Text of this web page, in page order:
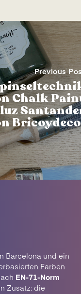
Previous
Chalk
Barcelona und ein
Farben
EN-71-Norm
Zusatz: die